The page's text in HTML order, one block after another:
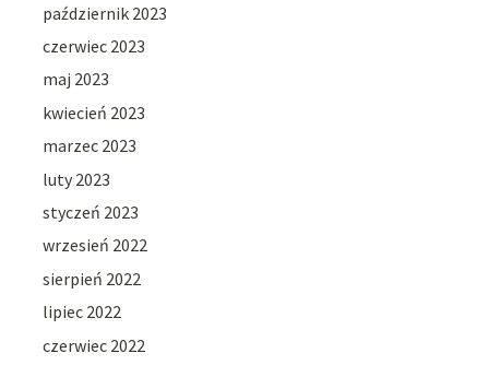
październik 2023
czerwiec 2023
maj 2023
kwiecień 2023
marzec 2023
luty 2023
styczeń 2023
wrzesień 2022
sierpień 2022
lipiec 2022
czerwiec 2022